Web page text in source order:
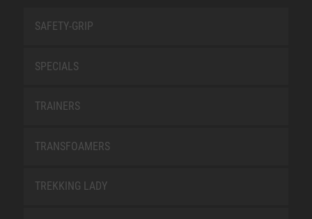
SAFETY-GRIP
SPECIALS
TRAINERS
TRANSFOAMERS
TREKKING LADY